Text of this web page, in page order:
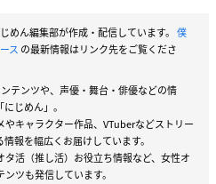
めん編集部が作成・配信しています。 僕
ス の最新情報はリンク先をご覧くださ
テンツや、声優・舞台・俳優などの情
じめん」。
キャラクター作品、VTuberなどストリー
報を幅広くお届けしています。
活（推し活）お役立ち情報など、女性オ
ツも発信しています。